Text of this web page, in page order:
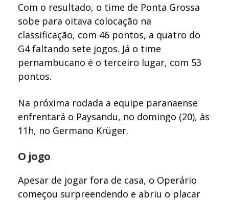
Com o resultado, o time de Ponta Grossa
sobe para oitava colocação na
classificação, com 46 pontos, a quatro do
G4 faltando sete jogos. Já o time
pernambucano é o terceiro lugar, com 53
pontos.
Na próxima rodada a equipe paranaense
enfrentará o Paysandu, no domingo (20), às
11h, no Germano Krüger.
O jogo
Apesar de jogar fora de casa, o Operário
começou surpreendendo e abriu o placar